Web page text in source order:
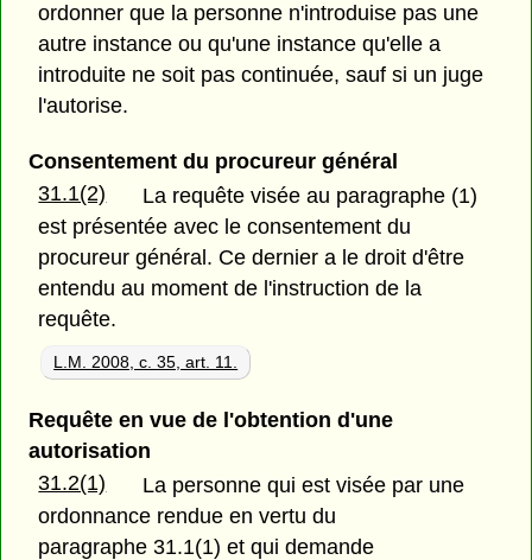
ordonner que la personne n'introduise pas une
autre instance ou qu'une instance qu'elle a
introduite ne soit pas continuée, sauf si un juge
l'autorise.
Consentement du procureur général
31.1(2)
La requête visée au paragraphe (1)
est présentée avec le consentement du
procureur général. Ce dernier a le droit d'être
entendu au moment de l'instruction de la
requête.
L.M. 2008, c. 35, art. 11.
Requête en vue de l'obtention d'une
autorisation
31.2(1)
La personne qui est visée par une
ordonnance rendue en vertu du
paragraphe 31.1(1) et qui demande